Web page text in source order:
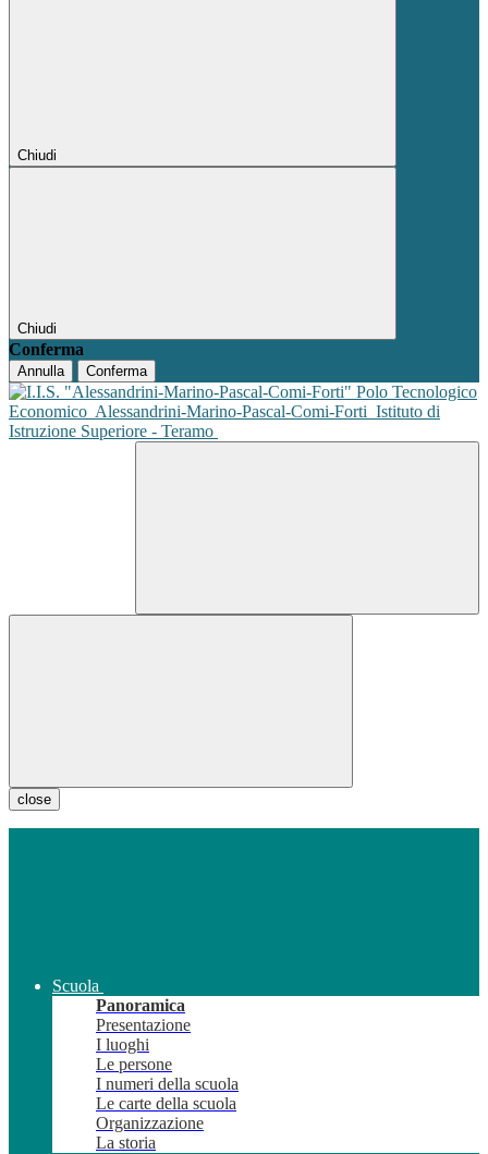
Chiudi
Chiudi
Conferma
Annulla Conferma
Polo Tecnologico
Economico Alessandrini-Marino-Pascal-Comi-Forti Istituto di
Istruzione Superiore - Teramo
close
Scuola
Panoramica
Presentazione
I luoghi
Le persone
I numeri della scuola
Le carte della scuola
Organizzazione
La storia